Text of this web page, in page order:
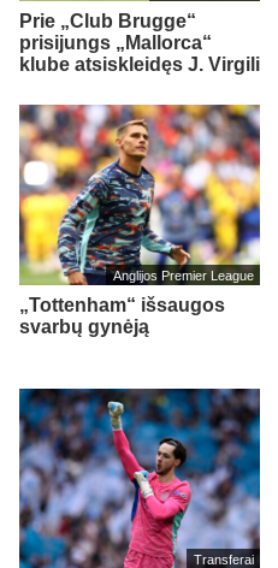
Prie „Club Brugge“
prisijungs „Mallorca“
klube atsiskleidęs J. Virgili
Anglijos Premier League
„Tottenham“ išsaugos
svarbų gynėją
Transferai